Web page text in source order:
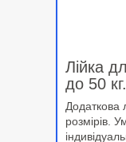
Лійка
до 50 кг.
Додаткова
розмірів.